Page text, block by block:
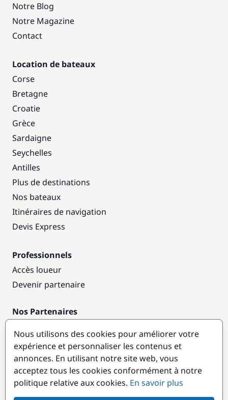
Notre Blog
Notre Magazine
Contact
Location de bateaux
Corse
Bretagne
Croatie
Grèce
Sardaigne
Seychelles
Antilles
Plus de destinations
Nos bateaux
Itinéraires de navigation
Devis Express
Professionnels
Accès loueur
Devenir partenaire
Nos Partenaires
Destinations populaires
Nous utilisons des cookies pour améliorer votre
expérience et personnaliser les contenus et
annonces. En utilisant notre site web, vous
acceptez tous les cookies conformément à notre
politique relative aux cookies. En savoir plus